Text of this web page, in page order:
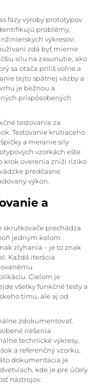
fázy výroby prototypov
problémy,
výkresov:
zdá byť mierne
silu na zasunutie, ako
sa otáča príliš voľne a
tejto spätnej väzby a
je bežnou a
prispôsobených
testovanie za
Testovanie krútiaceho
a meranie sily
vzorkách ešte
krok overenia zníži riziko
predčasne
výkon.
a
skrutkovače prechádza
jedným kolom
zlyhania – je to znak
Každá iterácia
Cieľom je
všetky funkčné testy a
tímu, ale aj od
zdokumentovať.
riešenia
technické výkresy,
a referenčný vzorku,
dokumentácia je
kde je pre účely
nástrojov.